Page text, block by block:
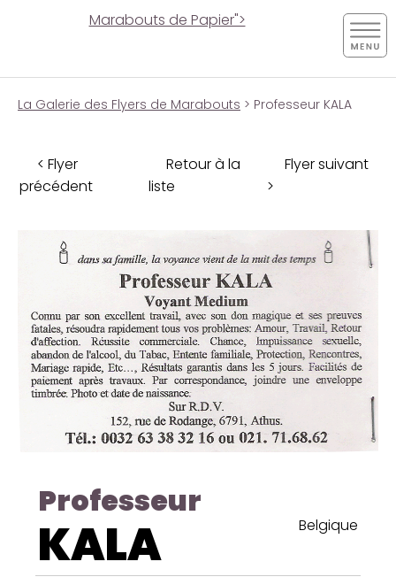
Marabouts de Papier">
La Galerie des Flyers de Marabouts > Professeur KALA
< Flyer
précédent
Retour à la
liste
Flyer suivant
>
Professeur
KALA Belgique